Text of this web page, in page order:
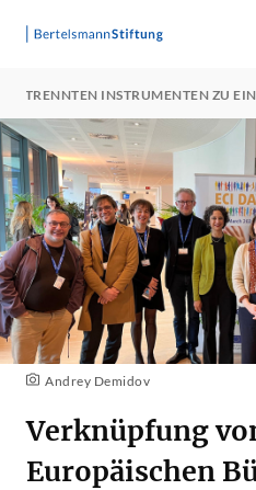
INSTRUMENTEN ZU
Andrey Demidov
Verknüpfung
Europäischen